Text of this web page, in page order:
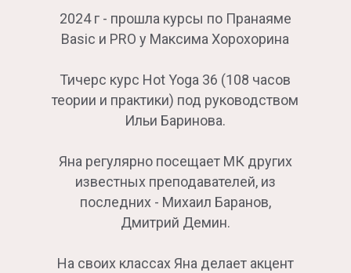
2024 г - прошла курсы по Пранаяме
Basic и PRO у Максима Хорохорина
Тичерс курс Hot Yoga 36 (108 часов
теории и практики) под руководством
Ильи Баринова.
Яна регулярно посещает МК других
известных преподавателей, из
последних - Михаил Баранов,
Дмитрий Демин.
На своих классах Яна делает акцент